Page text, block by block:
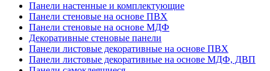
Панели настенные и комплектующие
Панели стеновые на основе ПВХ
Панели стеновые на основе МДФ
Декоративные стеновые панели
Панели листовые декоративные на основе ПВХ
Панели листовые декоративные на основе МДФ, ДВП